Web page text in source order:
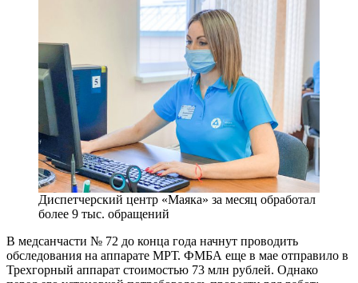
Диспетчерский центр «Маяка» за месяц обработал
более 9 тыс. обращений
В медсанчасти № 72 до конца года начнут проводить
обследования на аппарате МРТ. ФМБА еще в мае отправило в
Трехгорный аппарат стоимостью 73 млн рублей. Однако